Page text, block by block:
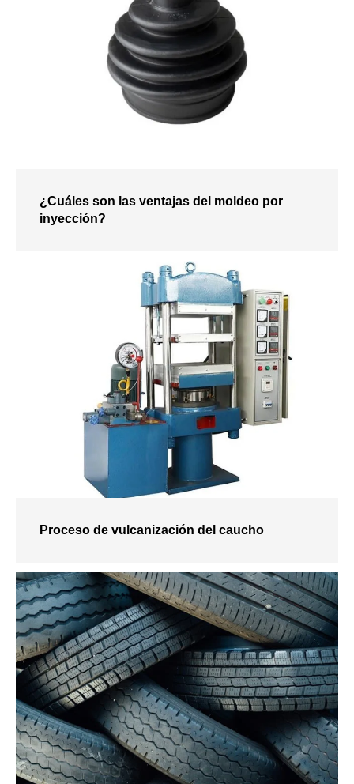
¿Cuáles son las ventajas del moldeo por
inyección?
Proceso de vulcanización del caucho